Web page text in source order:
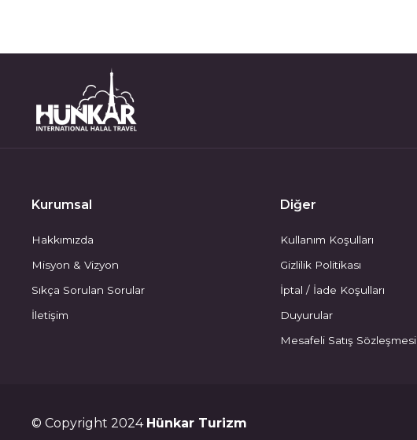
Kurumsal
Hakkımızda
Misyon & Vizyon
Sıkça Sorulan Sorular
İletişim
Diğer
Kullanım Koşulları
Gizlilik Politikası
İptal / İade Koşulları
Duyurular
Mesafeli Satış Sözleşmesi
© Copyright 2024 Hünkar Turizm